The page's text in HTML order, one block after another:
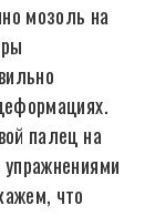
мозоль на
палец на
что